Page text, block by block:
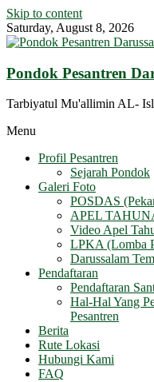
Skip to content
Saturday, August 8, 2026
Pondok Pesantren
Tarbiyatul Mu'allimin AL-
Menu
Profil Pesantren
Sejarah Pondok
Galeri Foto
POSDAS
APEL
Video Apel
LPKA (Lomba
Darussalam
Pendaftaran
Pendaftaran
Hal-Hal Yang
Pesantren
Berita
Rute Lokasi
Hubungi Kami
FAQ